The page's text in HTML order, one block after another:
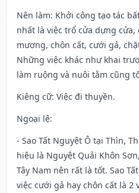
Nên làm: Khởi công tạo tác
nhất là việc trổ cửa dựng
mương, chôn cất, cưới gả,
Những việc khác như khai
làm ruộng và nuôi tằm cũng
Kiêng cữ: Việc đi thuyền.
Ngoại lệ:
- Sao Tất Nguyệt Ô tại Thìn,
hiệu là Nguyệt Quải Khôn
Tây Nam nên rất là tốt. Sao
việc cưới gả hay chôn cất là 2